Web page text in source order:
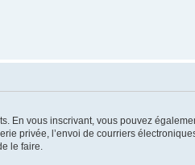
En vous inscrivant, vous pouvez
privée, l’envoi de courriers
le faire.